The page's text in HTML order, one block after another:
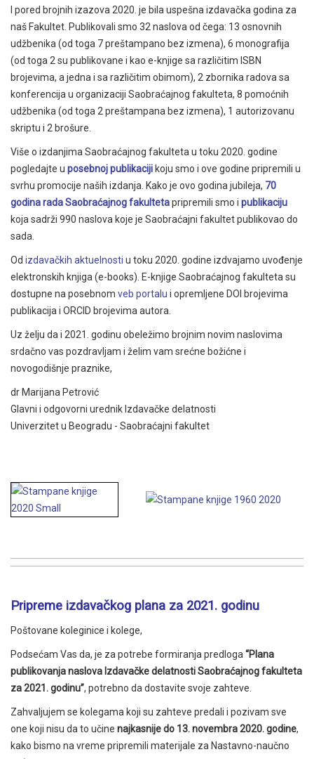
I pored brojnih izazova 2020. je bila uspešna izdavačka godina za
naš Fakultet. Publikovali smo 32 naslova od čega: 13 osnovnih
udžbenika (od toga 7 preštampano bez izmena), 6 monografija
(od toga 2 su publikovane i kao e-knjige sa različitim ISBN
brojevima, a jedna i sa različitim obimom), 2 zbornika radova sa
konferencija u organizaciji Saobraćajnog fakulteta, 8 pomoćnih
udžbenika (od toga 2 preštampana bez izmena), 1 autorizovanu
skriptu i 2 brošure.
Više o izdanjima Saobraćajnog fakulteta u toku 2020. godine
pogledajte u posebnoj publikaciji koju smo i ove godine pripremili u
svrhu promocije naših izdanja. Kako je ovo godina jubileja, 70
godina rada Saobraćajnog fakultetapripremili smo i publikaciju
koja sadrži 990 naslova koje je Saobraćajni fakultet publikovao do
sada.
Od izdavačkih aktuelnosti u toku 2020. godine izdvajamo uvođenje
elektronskih knjiga (e-books). E-knjige Saobraćajnog fakulteta su
dostupne na posebnom veb portalu i opremljene DOI brojevima
publikacija i ORCID brojevima autora.
Uz želju da i 2021. godinu obeležimo brojnim novim naslovima
srdačno vas pozdravljam i želim vam srećne božićne i
novogodišnje praznike,
dr Marijana Petrović
Glavni i odgovorni urednik Izdavačke delatnosti
Univerzitet u Beogradu - Saobraćajni fakultet
Pripreme izdavačkog plana za 2021. godinu
Poštovane koleginice i kolege,
Podsećam Vas da, je za potrebe formiranja predloga “Plana
publikovanja naslova Izdavačke delatnosti Saobraćajnog fakulteta
za 2021. godinu”, potrebno da dostavite svoje zahteve.
Zahvaljujem se kolegama koji su zahteve predali i pozivam sve
one koji nisu da to učine najkasnije do 13.novembra 2020. godine,
kako bismo na vreme pripremili materijale za Nastavno-naučno